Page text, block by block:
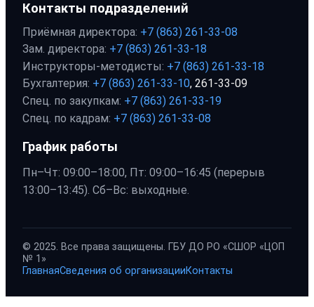
Контакты подразделений
Приёмная директора: +7 (863) 261-33-08
Зам. директора: +7 (863) 261-33-18
Инструкторы-методисты: +7 (863) 261-33-18
Бухгалтерия: +7 (863) 261-33-10, 261-33-09
Спец. по закупкам: +7 (863) 261-33-19
Спец. по кадрам: +7 (863) 261-33-08
График работы
Пн–Чт: 09:00–18:00, Пт: 09:00–16:45 (перерыв
13:00–13:45). Сб–Вс: выходные.
© 2025. Все права защищены. ГБУ ДО РО «СШОР «ЦОП
№ 1»
ГлавнаяСведения об организацииКонтакты